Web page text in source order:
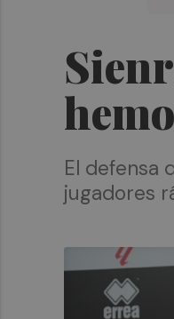
El defensa
jugadores